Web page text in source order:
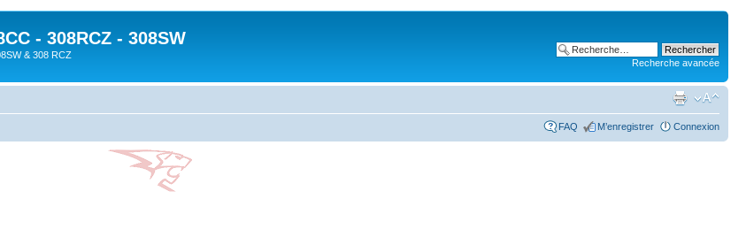
- 308RCZ - 308SW
& 308 RCZ
Recherche avancée
FAQ M’enregistrer Connexion